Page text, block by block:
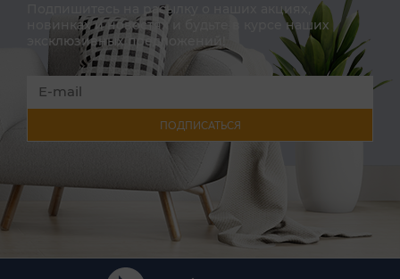
Подпишитесь на расылку о наших акциях,
новинках и новостях и будьте в курсе наших
эксклюзивных предложений!
ПОДПИСАТЬСЯ